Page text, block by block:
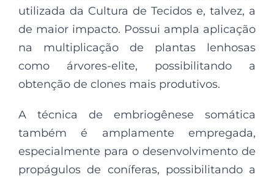
utilizada da Cultura de Tecidos e, talvez, a
de maior impacto. Possui ampla aplicação
na multiplicação de plantas lenhosas
como árvores-elite, possibilitando a
obtenção de clones mais produtivos.
A técnica de embriogênese somática
também é amplamente empregada,
especialmente para o desenvolvimento de
propágulos de coníferas, possibilitando a